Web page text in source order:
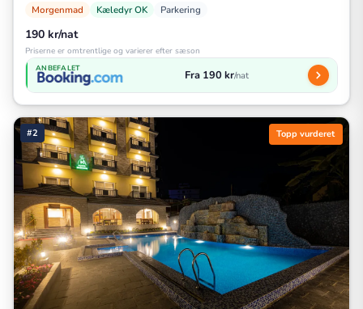
Morgenmad Kæledyr OK Parkering
190 kr/nat
Priserne er omtrentlige og varierer efter sæson
ANBEFALET Fra 190 kr/nat
#2 Topp vurderet